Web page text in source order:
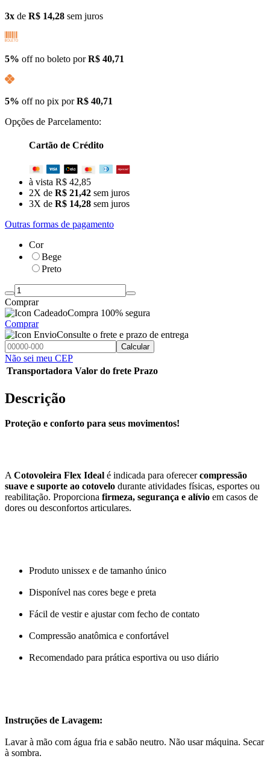
3x de R$ 14,28 sem juros
5% off no boleto porR$ 40,71
5% off no pix porR$ 40,71
Opções de Parcelamento:
Cartão de Crédito
à vista R$ 42,85
2X de R$ 21,42 sem juros
3X de R$ 14,28 sem juros
Outras formas de pagamento
Cor
Bege
Preto
Comprar
Compra 100% segura
Comprar
Consulte o frete e prazo de entrega
Calcular
Não sei meu CEP
Transportadora Valor do frete Prazo
Descrição
Proteção e conforto para seus movimentos!
ACotovoleira Flex Ideal é indicada para oferecercompressão
suave e suporte ao cotovelo durante atividades físicas, esportes ou
reabilitação. Proporciona firmeza, segurança e alívio em casos de
dores ou desconfortos articulares.
Produto unissex e de tamanho único
Disponível nas cores bege e preta
Fácil de vestir e ajustar com fecho de contato
Compressão anatômica e confortável
Recomendado para prática esportiva ou uso diário
Instruções de Lavagem:
Lavar à mão com água fria e sabão neutro. Não usar máquina. Secar
à sombra.